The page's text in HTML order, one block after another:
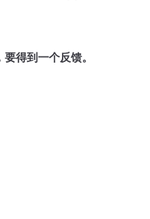
得到一个反馈。